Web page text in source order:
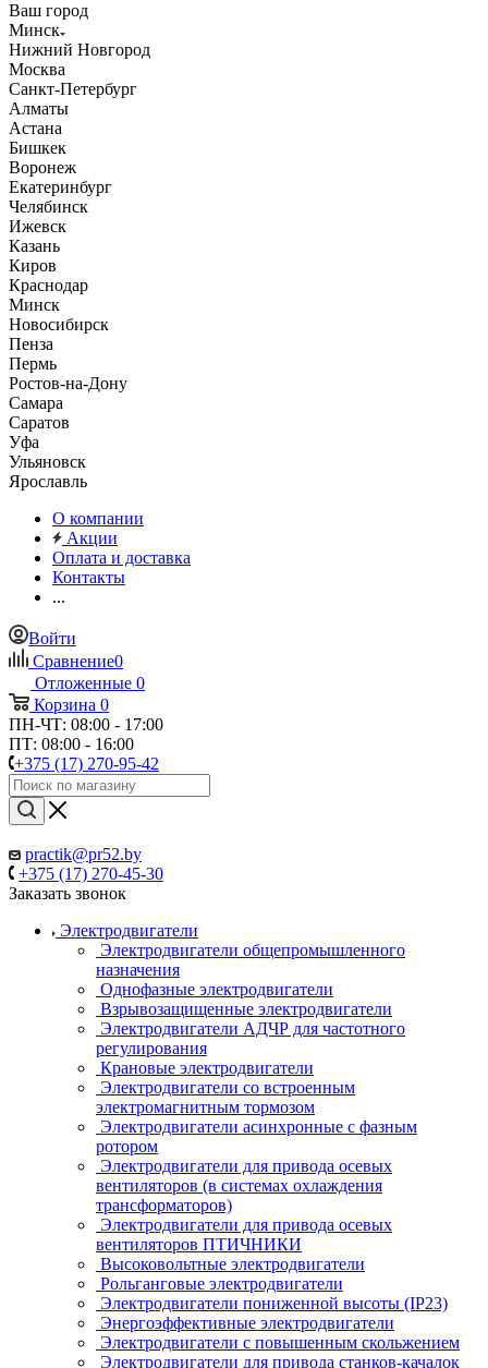
Ваш город
Минск
Нижний Новгород
Москва
Санкт-Петербург
Алматы
Астана
Бишкек
Воронеж
Екатеринбург
Челябинск
Ижевск
Казань
Киров
Краснодар
Минск
Новосибирск
Пенза
Пермь
Ростов-на-Дону
Самара
Саратов
Уфа
Ульяновск
Ярославль
О компании
Акции
Оплата и доставка
Контакты
...
Войти
Сравнение0
Отложенные 0
Корзина 0
ПН-ЧТ: 08:00 - 17:00
ПТ: 08:00 - 16:00
+375 (17) 270-95-42
practik@pr52.by
+375 (17) 270-45-30
Заказать звонок
Электродвигатели
Электродвигатели общепромышленного
назначения
Однофазные электродвигатели
Взрывозащищенные электродвигатели
Электродвигатели АДЧР для частотного
регулирования
Крановые электродвигатели
Электродвигатели со встроенным
электромагнитным тормозом
Электродвигатели асинхронные с фазным
ротором
Электродвигатели для привода осевых
вентиляторов (в системах охлаждения
трансформаторов)
Электродвигатели для привода осевых
вентиляторов ПТИЧНИКИ
Высоковольтные электродвигатели
Рольганговые электродвигатели
Электродвигатели пониженной высоты (IP23)
Энергоэффективные электродвигатели
Электродвигатели с повышенным скольжением
Электродвигатели для привода станков-качалок